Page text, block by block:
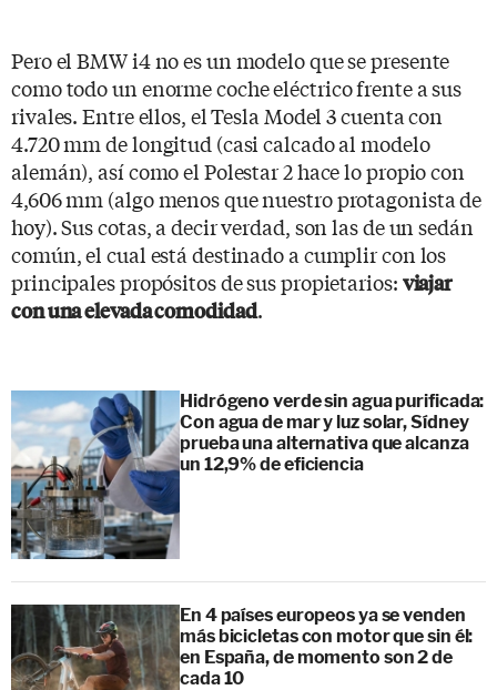
Pero el BMW i4 no es un modelo que se presente
como todo un enorme coche eléctrico frente a sus
rivales. Entre ellos, el Tesla Model 3 cuenta con
4.720 mm de longitud (casi calcado al modelo
alemán), así como el Polestar 2 hace lo propio con
4,606 mm (algo menos que nuestro protagonista de
hoy). Sus cotas, a decir verdad, son las de un sedán
común, el cual está destinado a cumplir con los
principales propósitos de sus propietarios: viajar
con una elevada comodidad.
Hidrógeno verde sin agua purificada:
Con agua de mar y luz solar, Sídney
prueba una alternativa que alcanza
un 12,9% de eficiencia
En 4 países europeos ya se venden
más bicicletas con motor que sin él:
en España, de momento son 2 de
cada 10